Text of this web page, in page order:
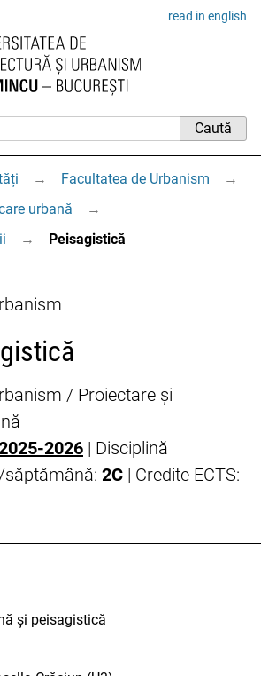
read in english
→ Facultatea de Urbanism
→
urbană
→
→ Peisagistică
/ Proiectare și
2026 | Disciplină
săptămână: 2C | Credite ECTS:
și peisagistică